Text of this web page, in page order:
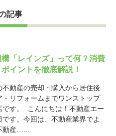
記事
「レインズ」って何？消費
イントを徹底解説！
不動産の売却・購入から居住後
・リフォームまでワンストップ
です。 こんにちは！不動産エー
です。今回は、不動産業界でよ
動産…...